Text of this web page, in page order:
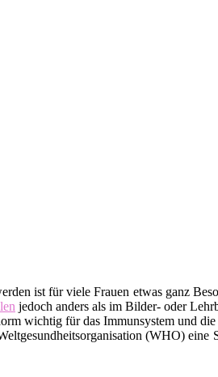
ist für viele Frauen etwas ganz
jedoch anders als im Bilder- oder
wichtig für das Immunsystem und
(WHO) eine